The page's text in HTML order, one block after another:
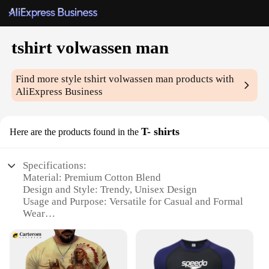
tshirt volwassen man
Find more styletshirt volwassen man products with
AliExpress Business
Here are the products found in the T- shirts
Specifications:
Material: Premium Cotton Blend
Design and Style: Trendy, Unisex Design
Usage and Purpose: Versatile for Casual and Formal
Wear
Occasions
Shape or Size or Weight or Quantity: Available in
Multiple Sizes and Quantities